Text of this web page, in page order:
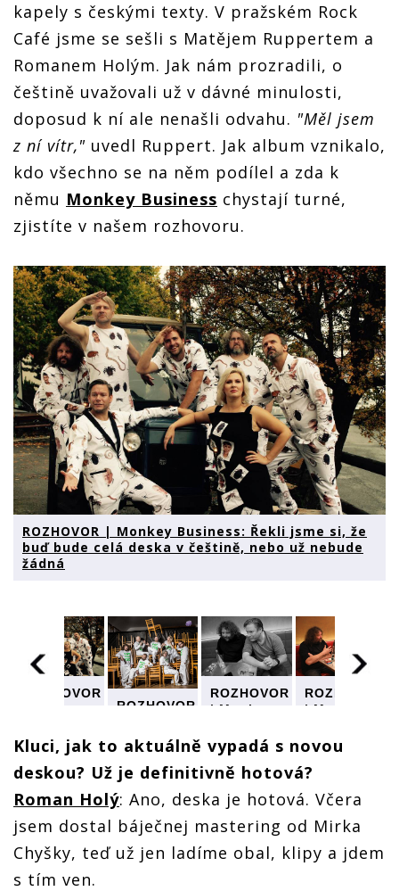
kapely s českými texty. V pražském Rock
Café jsme se sešli s Matějem Ruppertem a
Romanem Holým. Jak nám prozradili, o
češtině uvažovali už v dávné minulosti,
doposud k ní ale nenašli odvahu. "Měl jsem
z ní vítr," uvedl Ruppert. Jak album vznikalo,
kdo všechno se na něm podílel a zda k
němu Monkey Business chystají turné,
zjistíte v našem rozhovoru.
ROZHOVOR | Monkey Business: Řekli jsme si, že
buď bude celá deska v češtině, nebo už nebude
žádná
ROZHOVOR
Řekli jsme
si, že buď
bude celá
češtině,
nebo už
žádná
ROZHOVOR
Business:
Řekli jsme
si, že buď
bude celá
deska v
češtině,
nebo už
nebude
žádná
ROZHOVOR
| Monkey
Řekli jsme
si, že buď
bude celá
deska v
češtině,
nebo už
žádná
ROZHOVOR
| Monkey
Řekli jsme
bude celá
deska v
češtině,
nebo už
žádná
Kluci, jak to aktuálně vypadá s novou
deskou? Už je definitivně hotová?
Roman Holý: Ano, deska je hotová. Včera
jsem dostal báječnej mastering od Mirka
Chyšky, teď už jen ladíme obal, klipy a jdem
s tím ven.